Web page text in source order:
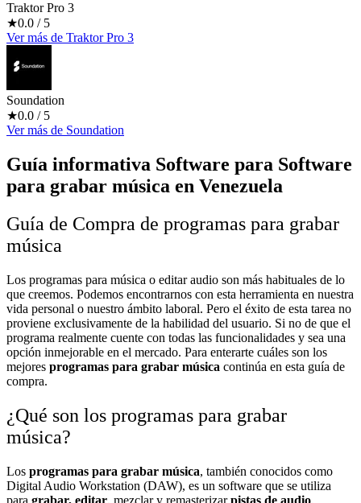
Traktor Pro 3
★0.0 / 5
Ver más de Traktor Pro 3
Soundation
★0.0 / 5
Ver más de Soundation
Guía informativa Software para Software
para grabar música en Venezuela
Guía de Compra de programas para grabar
música
Los programas para música o editar audio son más habituales de lo
que creemos. Podemos encontrarnos con esta herramienta en nuestra
vida personal o nuestro ámbito laboral. Pero el éxito de esta tarea no
proviene exclusivamente de la habilidad del usuario. Si no de que el
programa realmente cuente con todas las funcionalidades y sea una
opción inmejorable en el mercado. Para enterarte cuáles son los
mejores programas para grabar música continúa en esta guía de
compra.
¿Qué son los programas para grabar
música?
Los programas para grabar música, también conocidos como
Digital Audio Workstation (DAW), es un software que se utiliza
para grabar, editar, mezclar y remasterizarpistas de audio.